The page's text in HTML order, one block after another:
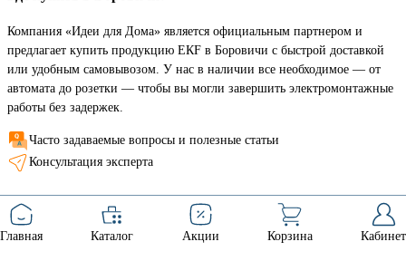
Компания «Идеи для Дома» является официальным партнером и
предлагает купить продукцию ЕКF в Боровичи с быстрой доставкой
или удобным самовывозом. У нас в наличии все необходимое — от
автомата до розетки — чтобы вы могли завершить электромонтажные
работы без задержек.
Часто задаваемые вопросы и полезные статьи
Консультация эксперта
Главная Каталог Акции Корзина Кабинет